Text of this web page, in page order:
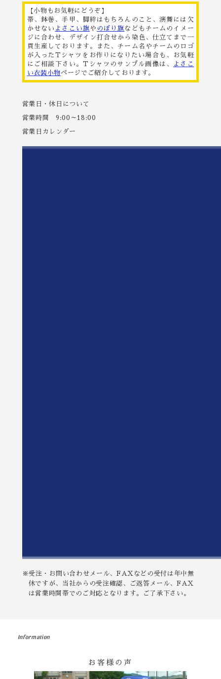
【小物もお気軽にどうぞ】
帯、鉢巻、手甲、脚絆はもちろんのこと、演舞には欠
かせない よさこい旗や のぼり旗などもチームのイメー
ジに合わせ、デザイン打合せから染色、仕立てまで一
貫生産しております。また、チーム名やチームのロゴ
が入ったTシャツをお作りになりたい場合も、お気軽
にご相談下さい。Tシャツのサンプル画像は、
よさこ
い衣装小物ページでご紹介しております。
営業日・休日について
営業時間 9:00～18:00
営業日カレンダー
※受注・お問い合わせメール、FAXなどの受付は年中無
休ですが、当社からの受注確認、ご返答メール、FAX
は営業時間帯でのご対応となります。ご了承下さい。
Information
お客様の声